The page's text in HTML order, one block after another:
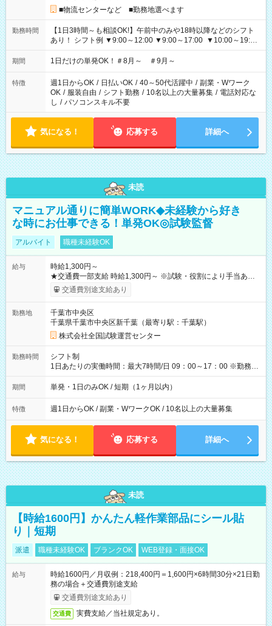
■物流センターなど ■勤務地選べます
勤務時間
【1日3時間～も相談OK!】午前中のみや18時以降などのシフト
あり！ シフト例 ▼9:00～12:00 ▼9:00～17:00 ▼10:00～19:00
▼18:00～21:00
期間 1日だけの単発OK！＃8月～ ＃9月～
特徴 週1日からOK / 日払いOK / 40～50代活躍中 / 副業・Wワーク
OK / 服装自由 / シフト勤務 / 10名以上の大量募集 / 電話対応な
し / パソコンスキル不要
気になる！ 応募する 詳細へ
未読
マニュアル通りに簡単WORK◆未経験から好き
な時にお仕事できる！単発OK◎試験監督
アルバイト 職種未経験OK
給与
時給1,300円～
★交通費一部支給 時給1,300円～ ※試験・役割により手当あり
※勤務回数により昇給あり 【即給（前払い）オプションあ
り！】 希望される場合、勤務から1週間ほどで給与の一部を受け
例】 ・河合塾模擬試験 8:30～17:30（休憩1時間） 時給1,300円
×8時間＝日収10,400円＋交通費 ※当日の役割により時給＋100
円の場合あり ・国家試験 7:00～13:30（休憩なし） 時給1,300
円（役割手当＋100円）×6時間＝日収8,400円＋交通費 【試用期
間】試用期間なし
交通費別途支給あり
勤務地
千葉市中央区
千葉県千葉市中央区新千葉（最寄り駅：千葉駅）
株式会社全国試験運営センター
勤務時間
シフト制
1日あたりの実働時間：最大7時間/日 09：00～17：00 ※勤務時
間は 試験により異なります。
期間 単発・1日のみOK / 短期（1ヶ月以内）
特徴 週1日からOK / 副業・WワークOK / 10名以上の大量募集
気になる！ 応募する 詳細へ
未読
【時給1600円】かんたん軽作業部品にシール貼
り｜短期
派遣 職種未経験OK ブランクOK WEB登録・面接OK
給与
時給1600円／月収例：218,400円＝1,600円×6時間30分×21日勤
務の場合＋交通費別途支給
交通費別途支給あり
交通費 実費支給／当社規定あり。